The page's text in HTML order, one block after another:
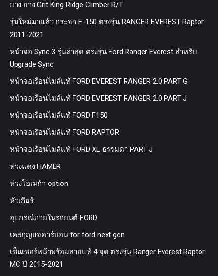
ยาง ยาง Grit King Ridge Climber R/T
รุ่นใหม่มาแล้ว กระจก F-150 ตรงรุ่น RANGER EVEREST Raptor
2011-2021
หน้าจอ Sync 3 รุ่นล่าสุด ตรงรุ่น Ford Ranger Everest สำหรับ
Upgrade Sync
หน้าจอเรือนไมล์แท้ FORD EVEREST RANGER 2.0 PART G
หน้าจอเรือนไมล์แท้ FORD EVEREST RANGER 2.0 PART J
หน้าจอเรือนไมล์แท้ FORD F150
หน้าจอเรือนไมล์แท้ FORD RAPTOR
หน้าจอเรือนไมล์แท้ FORD XL ธรรมดา PART J
ห่วงแดง HAMER
ห่วงโอเมก้า option
หัวเกียร์
อุปกรณ์ภายในรถยนต์ FORD
เคสกุญแจคาร์บอน for ford next gen
เซ็นเซอร์หน้าพร้อมสายแท้ 4 จุด ตรงรุ่น Ranger Everest Raptor
MC ปี 2015-2021